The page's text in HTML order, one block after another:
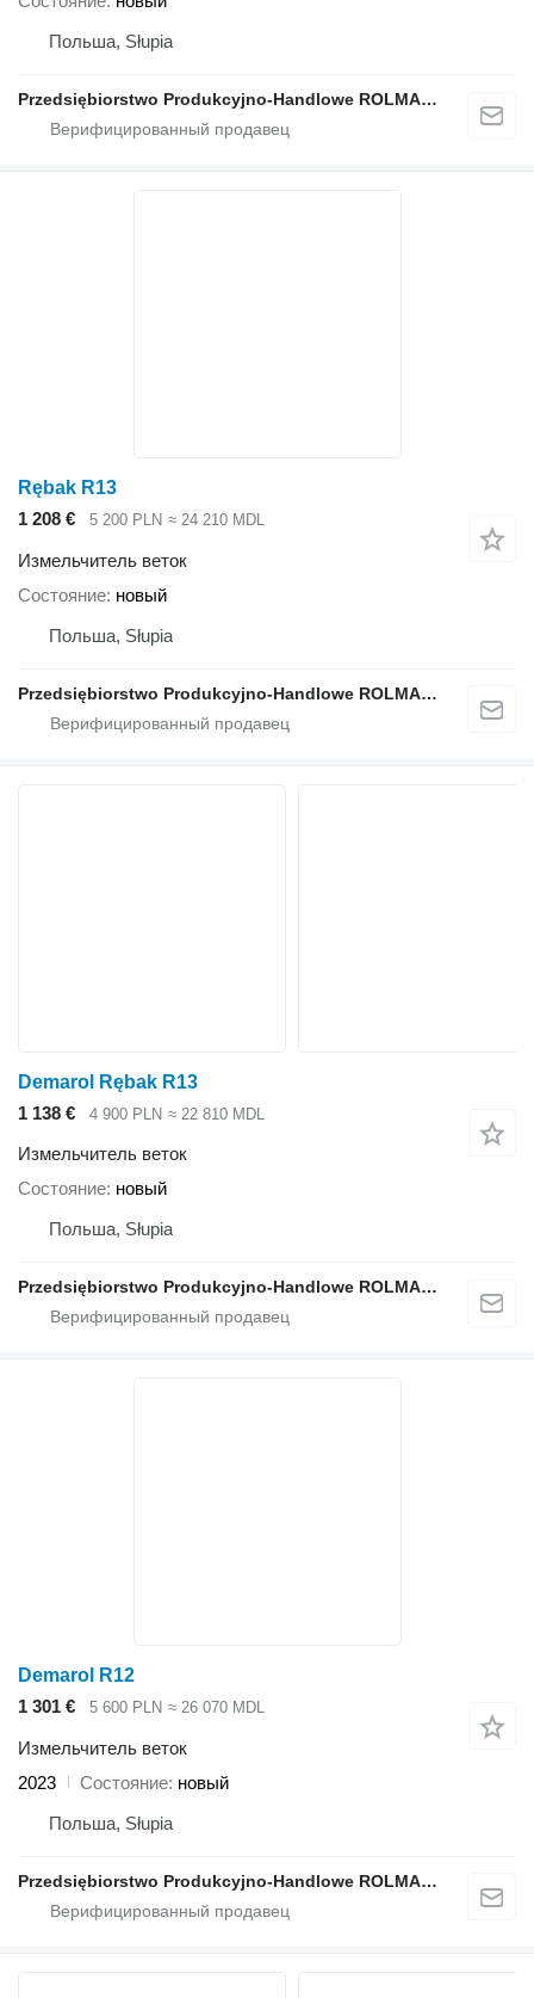
Польша, Słupia
Przedsiębiorstwo Produkcyjno-Handlowe ROLMAPOL Marcin Dziekan
Rębak R13
1 208 €
5 200 PLN ≈ 24 210 MDL
Измельчитель веток
Состояние новый
Польша, Słupia
Przedsiębiorstwo Produkcyjno-Handlowe ROLMAPOL Marcin Dziekan
Demarol Rębak R13
1 138 €
4 900 PLN ≈ 22 810 MDL
Измельчитель веток
Состояние новый
Польша, Słupia
Przedsiębiorstwo Produkcyjno-Handlowe ROLMAPOL Marcin Dziekan
Demarol R12
1 301 €
5 600 PLN ≈ 26 070 MDL
Измельчитель веток
2023
Состояние новый
Польша, Słupia
Przedsiębiorstwo Produkcyjno-Handlowe ROLMAPOL Marcin Dziekan